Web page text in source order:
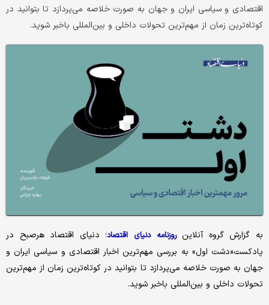
اقتصادی و سیاسی ایران و جهان به صورت خلاصه می‌پردازد تا بتوانید در
کوتاه‌ترین زمان از مهم‌ترین تحولات داخلی و بین‌المللی باخبر شوید. ‌
به گزارش گروه آنلاینروزنامه دنیای اقتصاد؛ دنیای اقتصاد هرصبح در
پادکست«دشت اول» به بررسی مهم‌ترین اخبار اقتصادی و سیاسی ایران و
جهان به صورت خلاصه می‌پردازد تا بتوانید در کوتاه‌ترین زمان از مهم‌ترین
تحولات داخلی و بین‌المللی باخبر شوید.